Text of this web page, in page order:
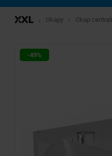
Okapy Okap
-49%